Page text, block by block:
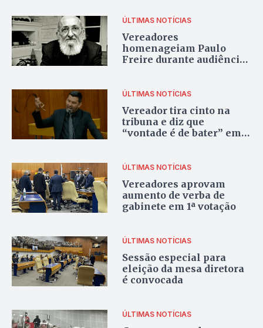
ÚLTIMAS NOTÍCIAS
Vereadores
homenageiam Paulo
Freire durante audiência
ÚLTIMAS NOTÍCIAS
Vereador tira cinto na
tribuna e diz que
“vontade é de bater” em
ÚLTIMAS NOTÍCIAS
Vereadores aprovam
aumento de verba de
gabinete em 1ª votação
ÚLTIMAS NOTÍCIAS
Sessão especial para
eleição da mesa diretora
é convocada
ÚLTIMAS NOTÍCIAS